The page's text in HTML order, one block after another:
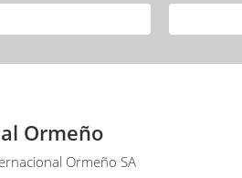
Ormeño
Ormeño SA